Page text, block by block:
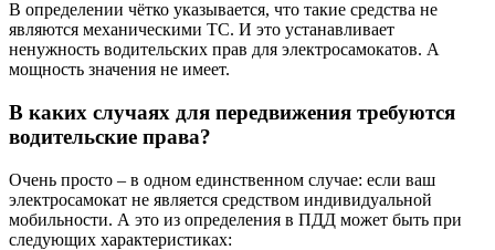
В определении чётко указывается, что такие средства не
являются механическими ТС. И это устанавливает
ненужность водительских прав для электросамокатов. А
мощность значения не имеет.
В каких случаях для передвижения требуются
водительские права?
Очень просто – в одном единственном случае: если ваш
электросамокат не является средством индивидуальной
мобильности. А это из определения в ПДД может быть при
следующих характеристиках: